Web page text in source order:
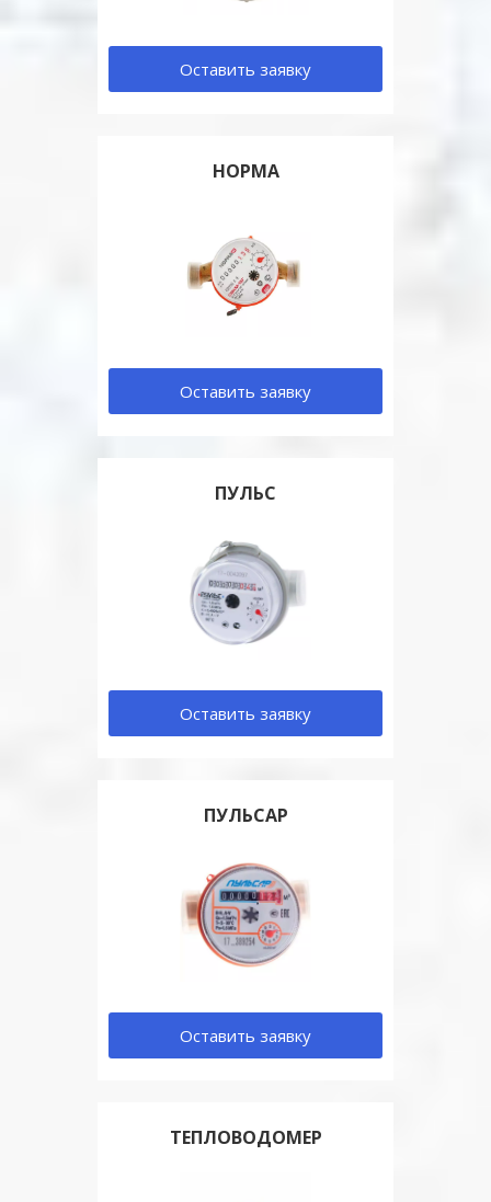
Оставить заявку
НОРМА
Оставить заявку
ПУЛЬС
Оставить заявку
ПУЛЬСАР
Оставить заявку
ТЕПЛОВОДОМЕР